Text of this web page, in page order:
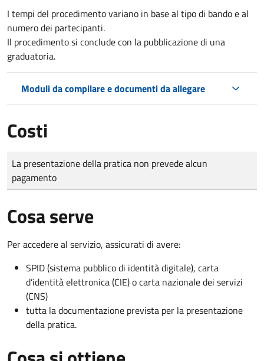
I tempi del procedimento variano in base al tipo di bando e al
numero dei partecipanti.
Il procedimento si conclude con la pubblicazione di una
graduatoria.
Moduli da compilare e documenti da allegare
Costi
Tipo di pagamento
Importo
La presentazione della pratica non prevede alcun
pagamento
Cosa serve
Per accedere al servizio, assicurati di avere:
SPID (sistema pubblico di identità digitale), carta
d’identità elettronica (CIE) o carta nazionale dei servizi
(CNS)
tutta la documentazione prevista per la presentazione
della pratica.